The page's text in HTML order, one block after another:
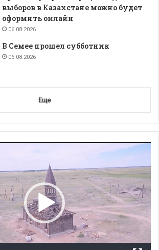
выборов в Казахстане можно будет
оформить онлайн
06.08.2026
В Семее прошел субботник
06.08.2026
Еще